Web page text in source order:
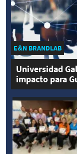
E&N BRANDLAB
Universidad
impacto para